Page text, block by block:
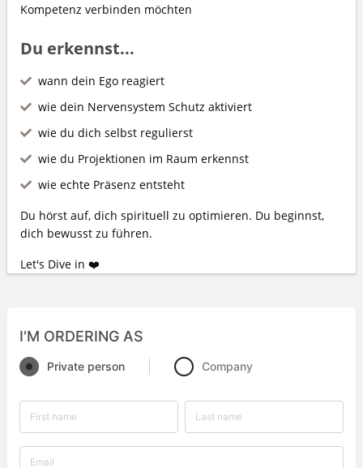
Kompetenz verbinden möchten
Du erkennst...
wann dein Ego reagiert
wie dein Nervensystem Schutz aktiviert
wie du dich selbst regulierst
wie du Projektionen im Raum erkennst
wie echte Präsenz entsteht
Du hörst auf, dich spirituell zu optimieren. Du beginnst,
dich bewusst zu führen.
Let's Dive in ❤️
I'M ORDERING AS
Private person Company